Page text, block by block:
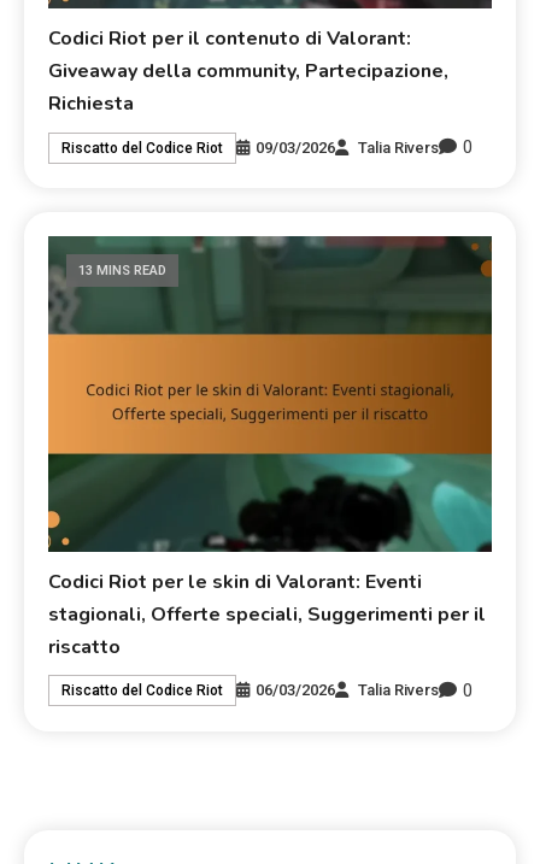
Codici Riot per il contenuto di Valorant:
Giveaway della community, Partecipazione,
Richiesta
Riscatto del Codice Riot 09/03/2026 Talia Rivers 0
13 MINS READ
Codici Riot per le skin di Valorant: Eventi
stagionali, Offerte speciali, Suggerimenti per il
riscatto
Riscatto del Codice Riot 06/03/2026 Talia Rivers 0